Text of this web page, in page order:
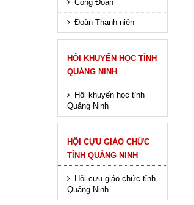
Công Đoàn
Đoàn Thanh niên
HÔI KHUYẾN HỌC TỈNH
QUẢNG NINH
Hôi khuyến học tỉnh
Quảng Ninh
HỘI CỰU GIÁO CHỨC
TỈNH QUẢNG NINH
Hội cựu giáo chức tỉnh
Quảng Ninh